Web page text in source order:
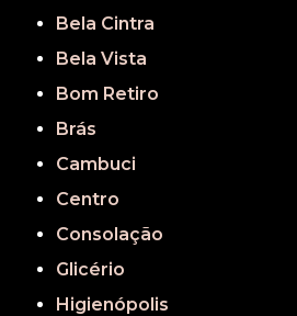
Bela Cintra
Bela Vista
Bom Retiro
Brás
Cambuci
Centro
Consolação
Glicério
Higienópolis